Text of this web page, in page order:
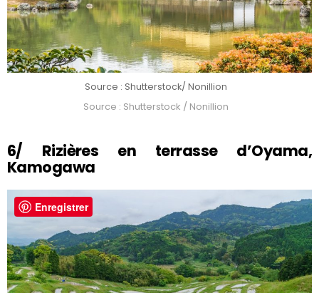
Source : Shutterstock/ Nonillion
Source : Shutterstock / Nonillion
6/ Rizières en terrasse d’Oyama,
Kamogawa
Enregistrer